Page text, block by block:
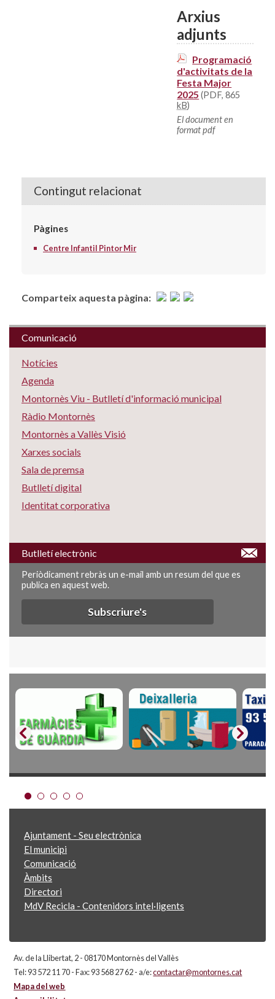
Arxius
adjunts
Programació
d'activitats de la
Festa Major
2025 (PDF, 865
kB)
El document en
format pdf
Contingut relacionat
Pàgines
Centre Infantil Pintor Mir
Comparteix aquesta pàgina:
Comunicació
Notícies
Agenda
Montornès Viu - Butlletí d'informació municipal
Ràdio Montornès
Montornès a Vallès Visió
Xarxes socials
Sala de premsa
Butlletí digital
Identitat corporativa
Butlletí electrònic
Periòdicament rebràs un e-mail amb un resum del que es
publica en aquest web.
Subscriure's
Ajuntament - Seu electrònica
El municipi
Comunicació
Àmbits
Directori
MdV Recicla - Contenidors intel·ligents
Av. de la Llibertat, 2 - 08170 Montornès del Vallès
Tel: 93 572 11 70 - Fax: 93 568 27 62 - a/e:contactar@montornes.cat
Mapa del web